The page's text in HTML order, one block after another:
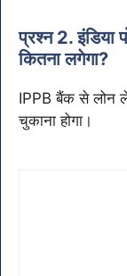
प्रश्न 2. इंडिया
कितना लगेगा?
IPPB बैंक से लोन
चुकाना होगा।